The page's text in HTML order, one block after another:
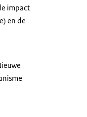
impact
en de